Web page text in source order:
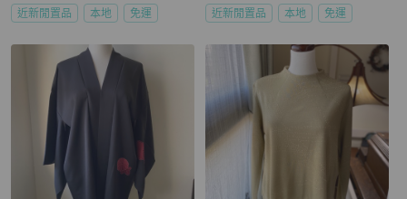
近新閒置品 本地 免運 近新閒置品 本地 免運